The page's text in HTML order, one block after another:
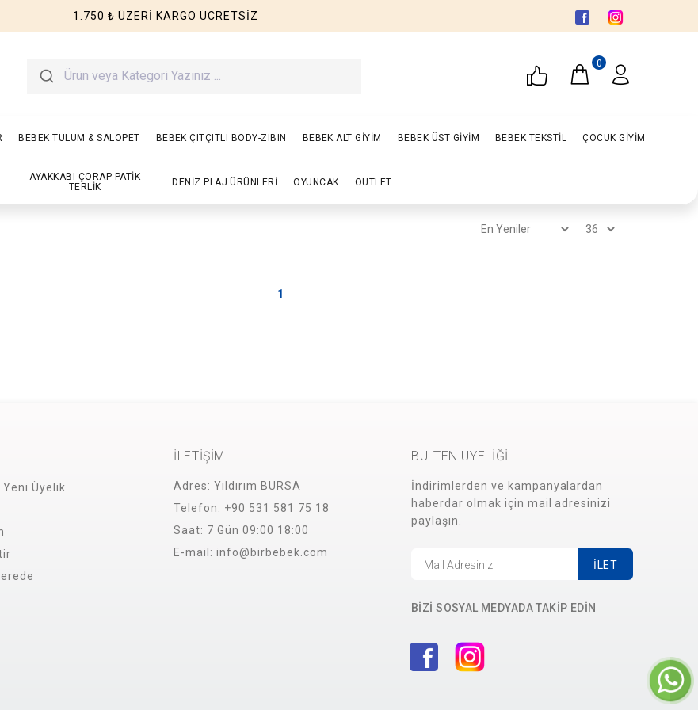
1.750 ₺ ÜZERİ KARGO ÜCRETSİZ
0
BEBEK TULUM & SALOPET BEBEK ÇITÇITLI BODY-ZIBIN BEBEK ALT GİYİM BEBEK ÜST GİYİM BEBEK TEKSTİL ÇOCUK GİYİM
AYAKKABI ÇORAP PATİK
TERLİK
DENİZ PLAJ ÜRÜNLERİ OYUNCAK OUTLET
1
Yeni Üyelik
İLETİŞİM
Adres: Yıldırım BURSA
Telefon: +90 531 581 75 18
Saat: 7 Gün 09:00 18:00
E-mail: info@birbebek.com
BÜLTEN ÜYELİĞİ
İndirimlerden ve kampanyalardan
haberdar olmak için mail adresinizi
paylaşın.
İLET
BİZİ SOSYAL MEDYADA TAKİP EDİN